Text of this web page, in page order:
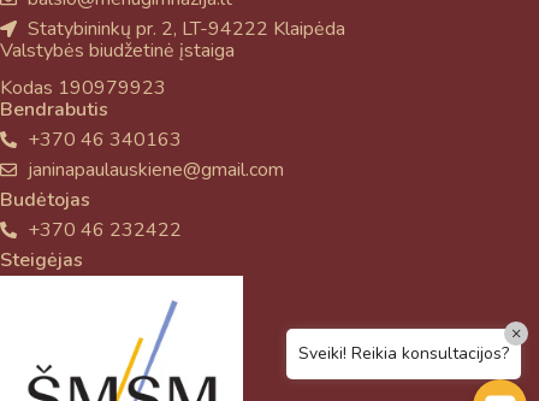
Statybininkų pr. 2, LT-94222 Klaipėda
Valstybės biudžetinė įstaiga
Kodas 190979923
Bendrabutis
+370 46 340163
janinapaulauskiene@gmail.com
Budėtojas
+370 46 232422
Steigėjas
Sveiki! Reikia konsultacijos?
×